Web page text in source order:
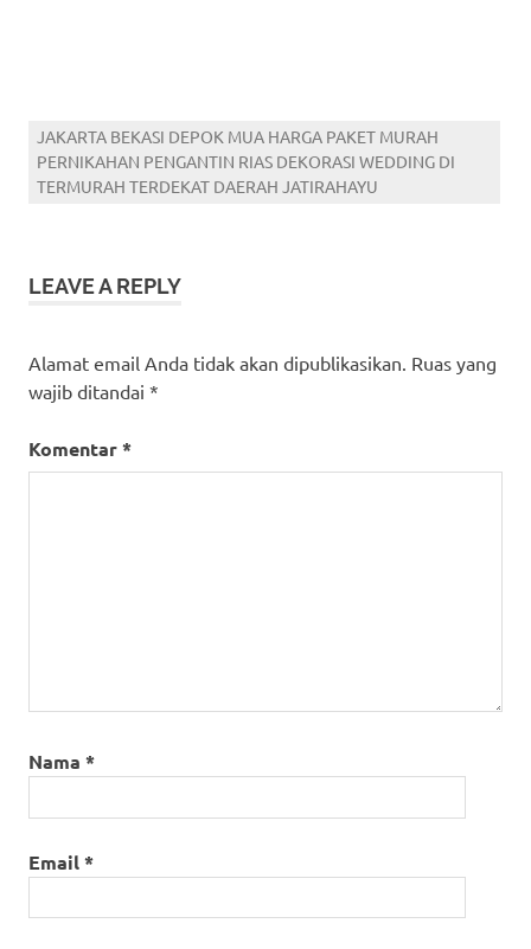
JAKARTA BEKASI DEPOK MUA HARGA PAKET MURAH
PERNIKAHAN PENGANTIN RIAS DEKORASI WEDDING DI
TERMURAH TERDEKAT DAERAH JATIRAHAYU
LEAVE A REPLY
Alamat email Anda tidak akan dipublikasikan. Ruas yang
wajib ditandai *
Komentar*
Nama *
Email*